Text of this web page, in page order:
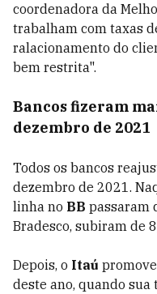
coordenadora da
trabalham com taxas
ralacionamento do
bem restrita".
Bancos fizeram
dezembro de 2021
Todos os bancos
dezembro de 2021.
linha no BB passaram
Bradesco, subiram de
Depois, o Itaú
deste ano, quando sua